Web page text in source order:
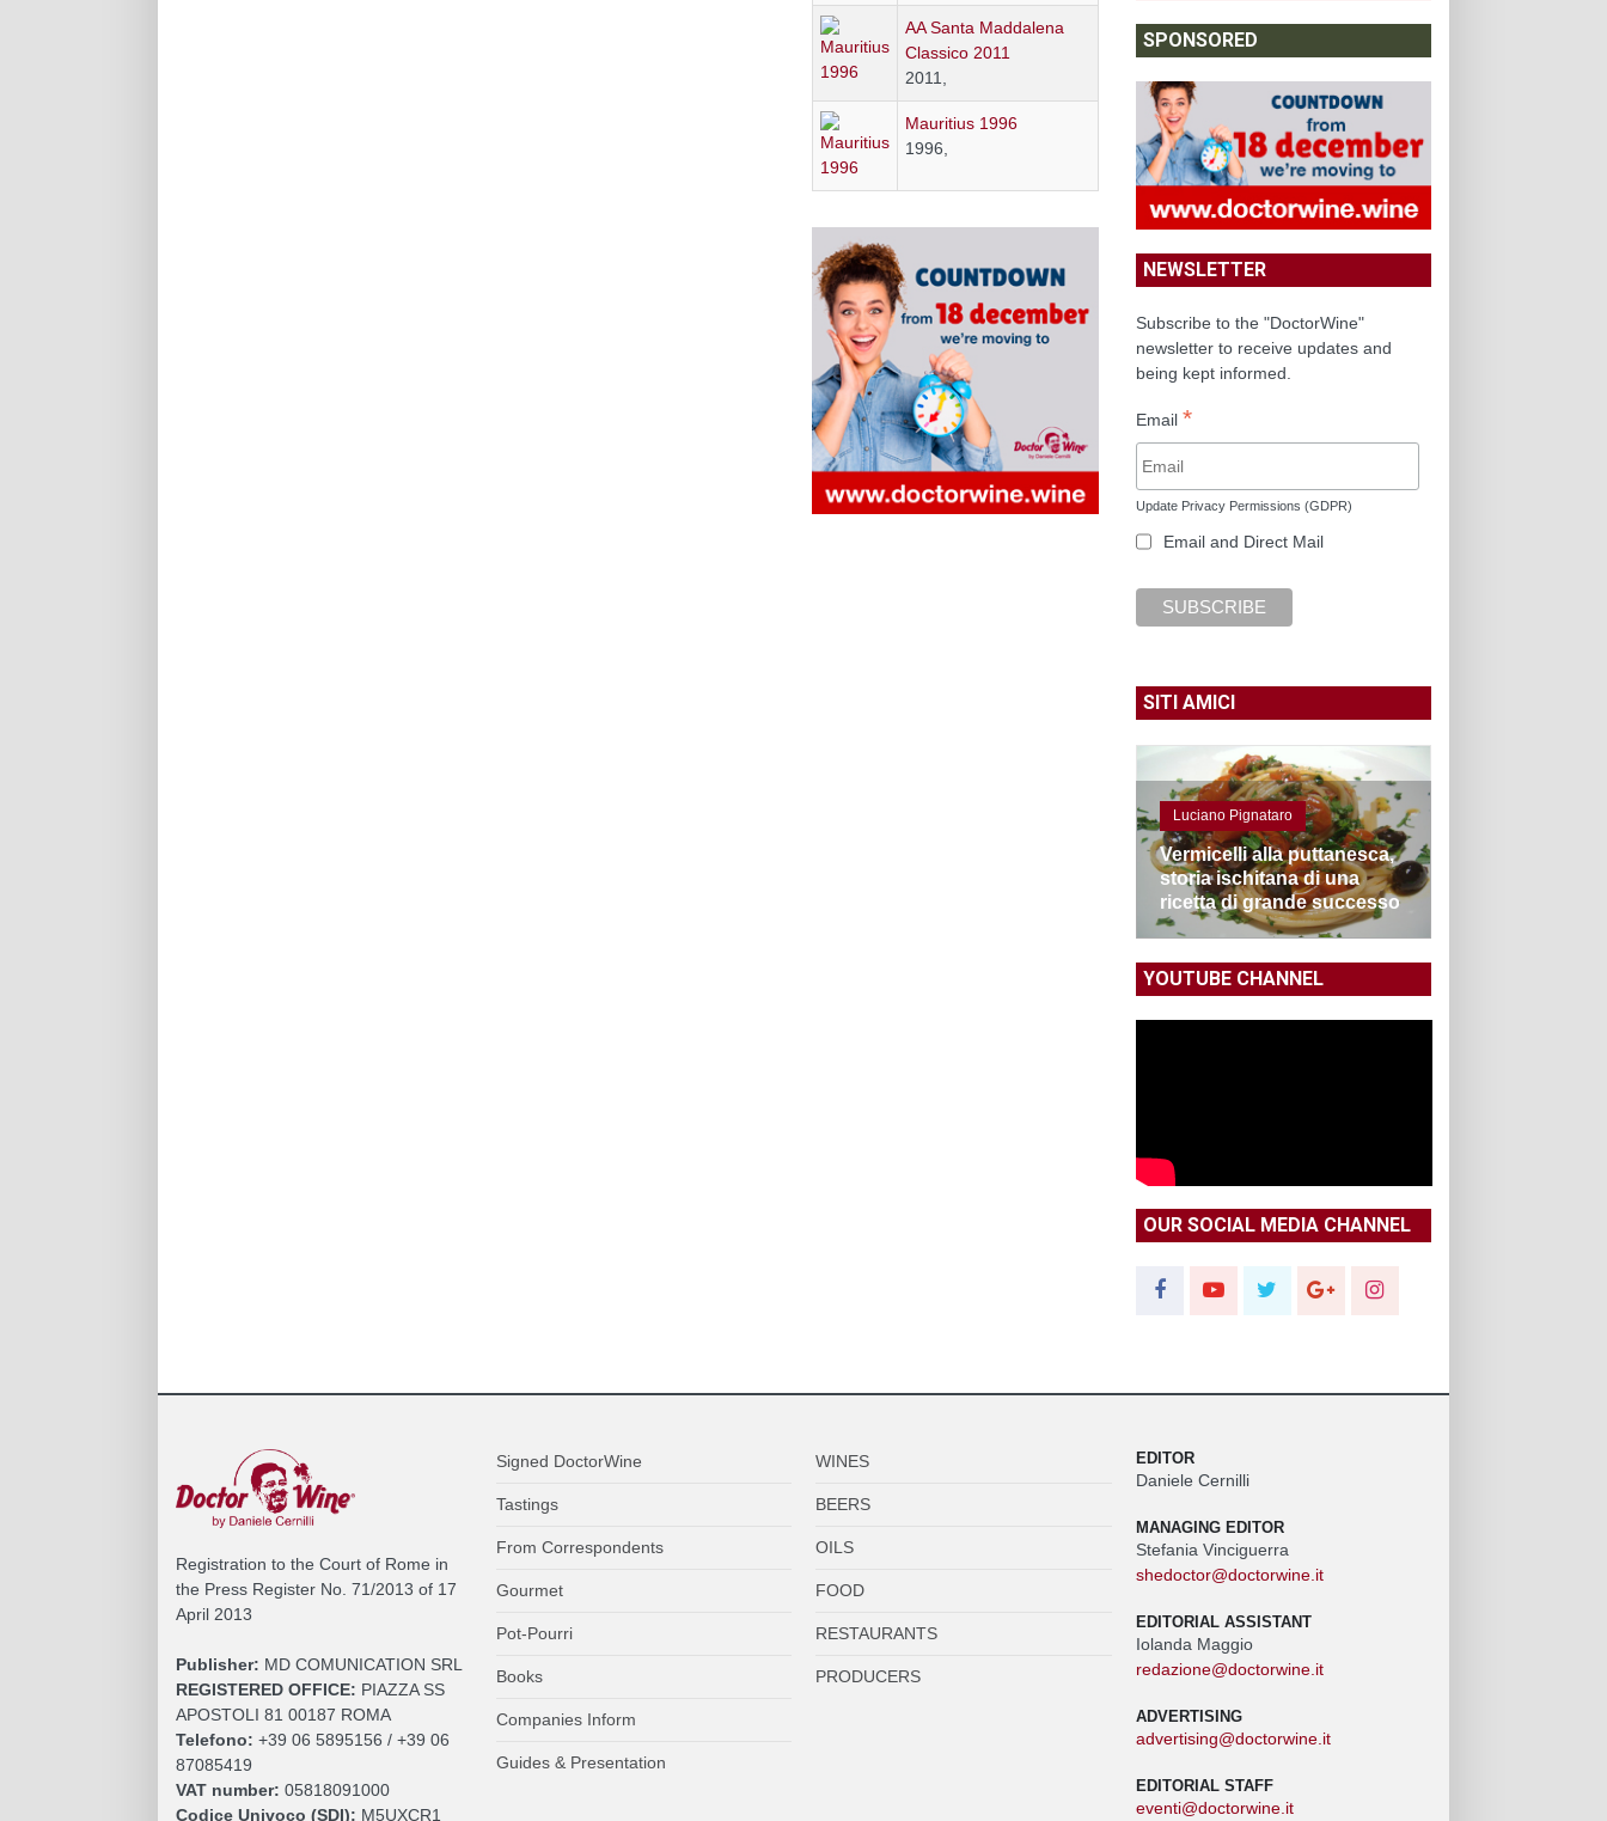
AA Santa Maddalena
Classico 2011
2011,
Mauritius 1996
1996,
SPONSORED
NEWSLETTER
Subscribe to the "DoctorWine"
newsletter to receive updates and
being kept informed.
Email *
Update Privacy Permissions (GDPR)
Email and Direct Mail
SITI AMICI
Luciano Pignataro
Vermicelli alla puttanesca,
storia ischitana di una
ricetta di grande successo
YOUTUBE CHANNEL
OUR SOCIAL MEDIA CHANNEL
Registration to the Court of Rome in
the Press Register No. 71/2013 of 17
April 2013
Publisher: MD COMUNICATION SRL
REGISTERED OFFICE: PIAZZA SS
APOSTOLI 81 00187 ROMA
Telefono: +39 06 5895156 / +39 06
87085419
VAT number: 05818091000
Codice Univoco (SDI): M5UXCR1
Signed DoctorWine
Tastings
From Correspondents
Gourmet
Pot-Pourri
Books
Companies Inform
Guides & Presentation
WINES
BEERS
OILS
FOOD
RESTAURANTS
PRODUCERS
EDITOR
Daniele Cernilli
MANAGING EDITOR
Stefania Vinciguerra
shedoctor@doctorwine.it
EDITORIAL ASSISTANT
Iolanda Maggio
redazione@doctorwine.it
ADVERTISING
advertising@doctorwine.it
EDITORIAL STAFF
eventi@doctorwine.it